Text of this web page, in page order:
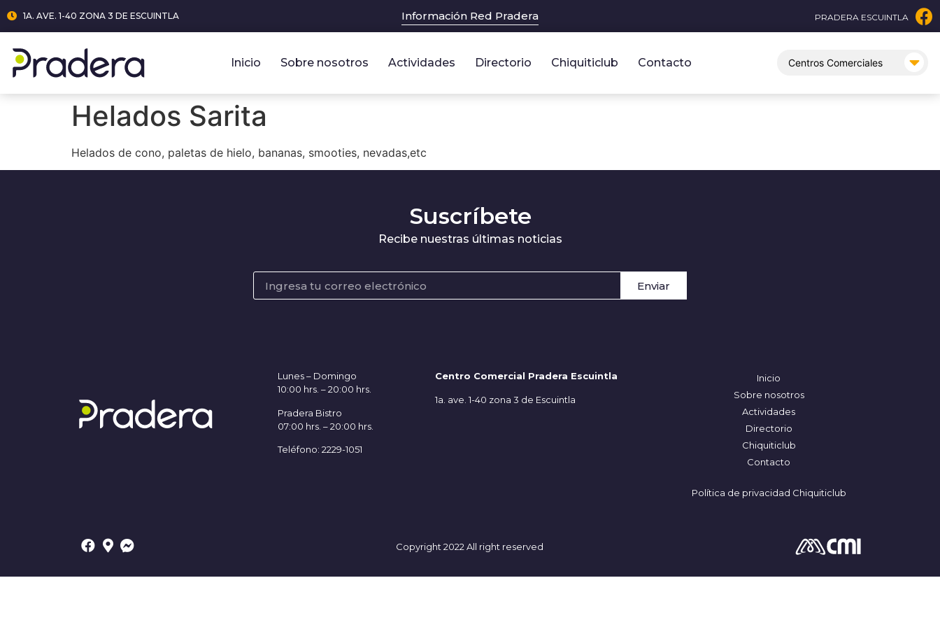
1A. AVE. 1-40 ZONA 3 DE ESCUINTLA Información Red Pradera PRADERA ESCUINTLA
Inicio Sobre nosotros Actividades Directorio Chiquiticlub Contacto
Helados Sarita
Helados de cono, paletas de hielo, bananas, smooties, nevadas,etc
Suscríbete
Recibe nuestras últimas noticias
Enviar
Lunes – Domingo
10:00 hrs. – 20:00 hrs.
Pradera Bistro
07:00 hrs. – 20:00 hrs.
Teléfono: 2229-1051
Centro Comercial Pradera Escuintla
1a. ave. 1-40 zona 3 de Escuintla
Inicio
Sobre nosotros
Actividades
Directorio
Chiquiticlub
Contacto
Política de privacidad Chiquiticlub
Copyright 2022 All right reserved